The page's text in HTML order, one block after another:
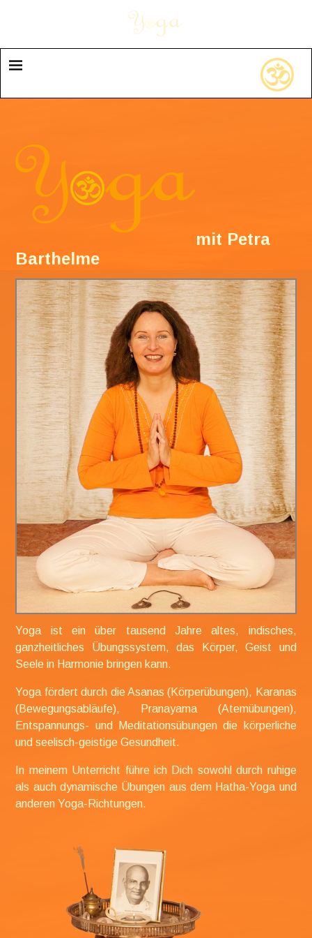
mit Petra
Barthelme
Yoga ist ein über tausend Jahre altes,
indisches,
ganzheitliches Übungssystem, das Körper, Geist und
Seele in Harmonie bringen kann.
Yoga fördert durch die Asanas (Körperübungen), Karanas
(Bewegungsabläufe), Pranayama (Atemübungen),
Entspannungs- und Meditationsübungen die körperliche
und seelisch-geistige Gesundheit.
In meinem Unterricht führe ich Dich sowohl durch ruhige
als auch dynamische Übungen aus dem Hatha-Yoga und
anderen Yoga-Richtungen.